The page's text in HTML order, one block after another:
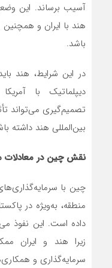
آسیب برساند. این
هند با ایران و
باشد.
در این شرایط، هند
دیپلماتیک با
تصمیم‌گیری می‌تواند
بین‌المللی هند داشته
نقش چین در معادلات
چین با
منطقه، به‌ویژه در
داده است. این نفوذ
زیرا هند و ایران
سرمایه‌گذاری و